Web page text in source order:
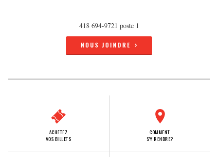
418 694-9721 poste 1
NOUS JOINDRE
ACHETEZ
VOS BILLETS
COMMENT
S'Y RENDRE?